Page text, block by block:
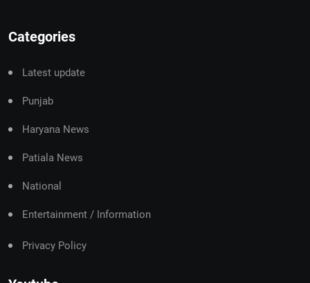
Categories
Latest update
Punjab
Haryana News
Patiala News
National
Entertainment / Information
Privacy Policy